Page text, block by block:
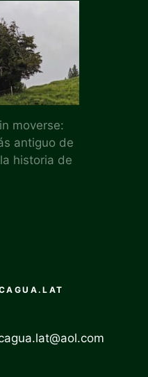
moverse:
antiguo de
historia de